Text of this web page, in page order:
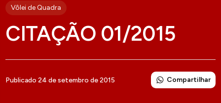
Vôlei de Quadra
CITAÇÃO 01/2015
Publicado 24 de setembro de 2015 Compartilhar